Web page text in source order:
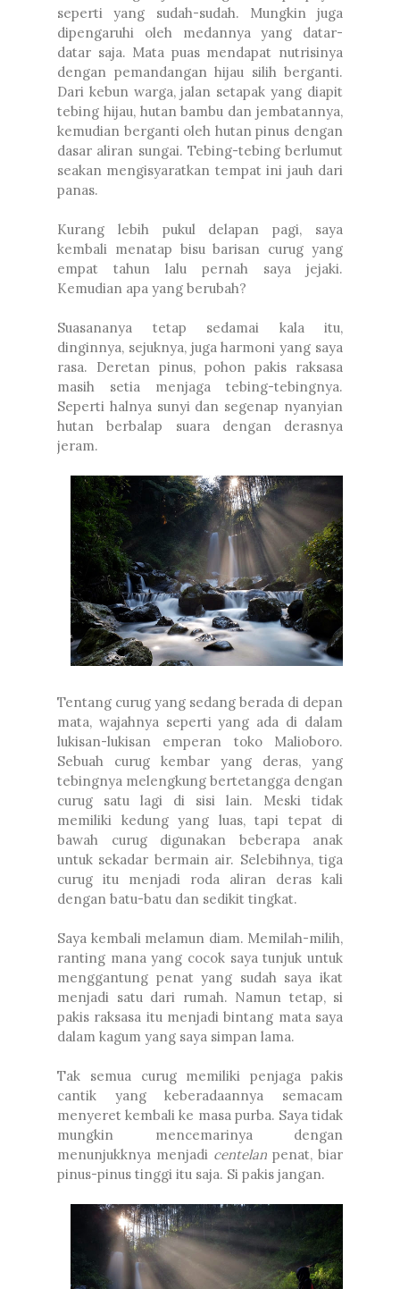
seperti yang sudah-sudah. Mungkin juga
dipengaruhi oleh medannya yang datar-
datar saja. Mata puas mendapat nutrisinya
dengan pemandangan hijau silih berganti.
Dari kebun warga, jalan setapak yang diapit
tebing hijau, hutan bambu dan jembatannya,
kemudian berganti oleh hutan pinus dengan
dasar aliran sungai. Tebing-tebing berlumut
seakan mengisyaratkan tempat ini jauh dari
panas.
Kurang lebih pukul delapan pagi, saya
kembali menatap bisu barisan curug yang
empat tahun lalu pernah saya jejaki.
Kemudian apa yang berubah?
Suasananya tetap sedamai kala itu,
dinginnya, sejuknya, juga harmoni yang saya
rasa. Deretan pinus, pohon pakis raksasa
masih setia menjaga tebing-tebingnya.
Seperti halnya sunyi dan segenap nyanyian
hutan berbalap suara dengan derasnya
jeram.
Tentang curug yang sedang berada di depan
mata, wajahnya seperti yang ada di dalam
lukisan-lukisan emperan toko Malioboro.
Sebuah curug kembar yang deras, yang
tebingnya melengkung bertetangga dengan
curug satu lagi di sisi lain. Meski tidak
memiliki kedung yang luas, tapi tepat di
bawah curug digunakan beberapa anak
untuk sekadar bermain air. Selebihnya, tiga
curug itu menjadi roda aliran deras kali
dengan batu-batu dan sedikit tingkat.
Saya kembali melamun diam. Memilah-milih,
ranting mana yang cocok saya tunjuk untuk
menggantung penat yang sudah saya ikat
menjadi satu dari rumah. Namun tetap, si
pakis raksasa itu menjadi bintang mata saya
dalam kagum yang saya simpan lama.
Tak semua curug memiliki penjaga pakis
cantik yang keberadaannya semacam
menyeret kembali ke masa purba. Saya tidak
mungkin mencemarinya dengan
menunjukknya menjadi centelan penat, biar
pinus-pinus tinggi itu saja. Si pakis jangan.